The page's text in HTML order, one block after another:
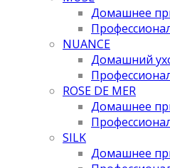
Домашнее
NUANCE
Домашний
ROSE DE MER
Домашнее
SILK
Домашнее